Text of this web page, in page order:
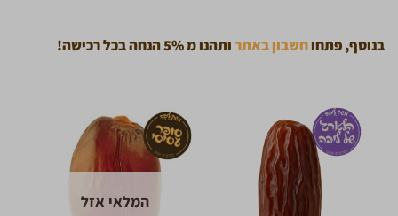
בנוסף, פתחוחשבון באתרותהנו מ 5% הנחה בכל רכישה!
המלאי אזל